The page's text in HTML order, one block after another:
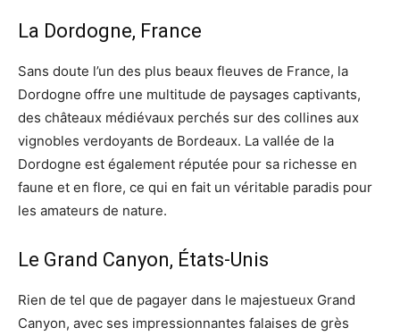
La Dordogne, France
Sans doute l’un des plus beaux fleuves de France, la
Dordogne offre une multitude de paysages captivants,
des châteaux médiévaux perchés sur des collines aux
vignobles verdoyants de Bordeaux. La vallée de la
Dordogne est également réputée pour sa richesse en
faune et en flore, ce qui en fait un véritable paradis pour
les amateurs de nature.
Le Grand Canyon, États-Unis
Rien de tel que de pagayer dans le majestueux Grand
Canyon, avec ses impressionnantes falaises de grès